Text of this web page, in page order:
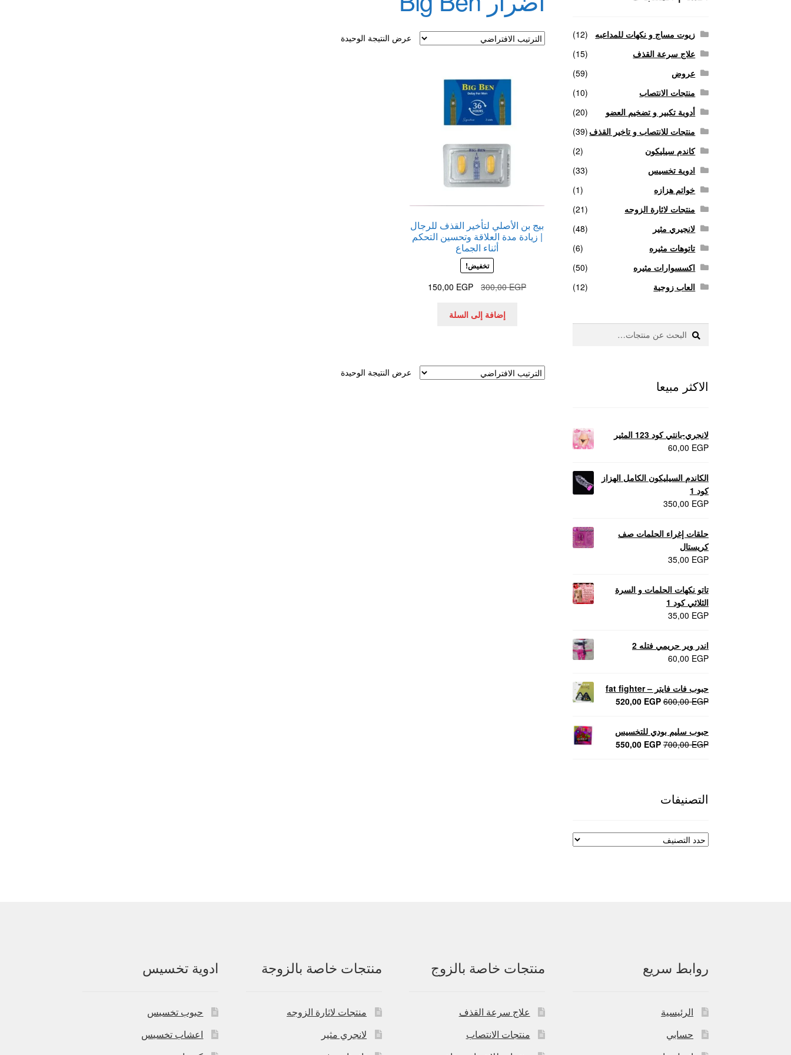
منتجات للانتصاب و تاخير القذف
عرض النتيجة الوحيدة
بيج بن الأصلي لتأخير القذف للرجال
| زيادة مدة العلاقة وتحسين التحكم
أثناء الجماع
تخفيض!
300,00EGP
السعر
هو:
150,00 EGP
السعر
إضافة إلى السلة
عرض النتيجة الوحيدة
زيوت مساج و نكهات للمداعبه
(12)
علاج سرعة القذف
(15)
عروض
(59)
منتجات الانتصاب
(10)
أدوية تكبير و تضخيم العضو
(20)
منتجات للانتصاب و تاخير القذف (39)
كاندم سيليكون
(2)
ادوية تخسيس
(33)
خواتم هزازه
(1)
منتجات لاثارة الزوجه
(21)
لانجيري مثير
(48)
تاتوهات مثيره
(6)
اكسسوارات مثيره
(50)
العاب زوجية
(12)
البحث
عن:
بحث
الاكثر مبيعا
لانجري-بانتي كود 123 المثير
60,00 EGP
الكاندم السيليكون الكامل الهزاز
كود 1
350,00 EGP
حلقات إغراء الحلمات صف
كريستال
35,00 EGP
تاتو نكهات الحلمات و السرة
الثلاثي كود 1
35,00 EGP
اندر وير حريمي فتله 2
60,00 EGP
حبوب فات فايتر – fat fighter
600,00EGP
السعر
600,00 EGP.
520,00 EGP
السعر
520,00 EGP.
حبوب سليم بودي للتخسيس
700,00EGP
السعر550,00 EGP
السعر
التصنيفات
روابط سريع
الرئيسية
حسابي
منتجات خاصة بالزوج
علاج سرعة القذف
منتجات الانتصاب
منتجات خاصة بالزوجة
منتجات لاثارة الزوجه
لانجري مثير
ادوية تخسيس
حبوب تخسيس
اعشاب تخسيس